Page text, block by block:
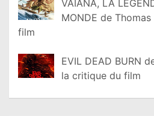
VAIANA, LA
MONDE de
film
EVIL DEAD BURN
la critique du film